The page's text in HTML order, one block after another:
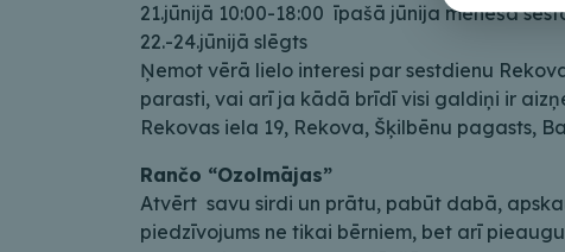
21.jūnijā 10:00-18:00 īpašā jūnija mēneša
22.-24.jūnijā slēgts
Ņemot vērā lielo interesi par sestdienu
parasti, vai arī ja kādā brīdī visi galdiņi ir
Rekovas iela 19, Rekova, Šķilbēnu pagasts,
Rančo “Ozolmājas”
Atvērt savu sirdi un prātu, pabūt dabā,
piedzīvojums ne tikai bērniem, bet arī